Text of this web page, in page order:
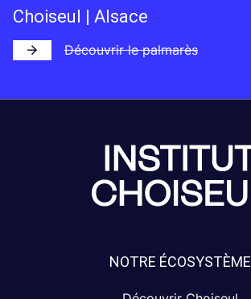
Choiseul | Alsace
Découvrir le palmarès
NOTRE ÉCOSYSTÈME